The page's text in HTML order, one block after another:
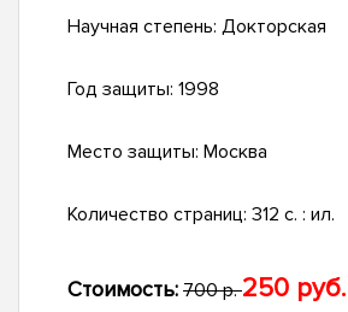
Научная степень: Докторская
Год защиты: 1998
Место защиты: Москва
Количество страниц: 312 с. : ил.
Стоимость: 700 р.250 руб.